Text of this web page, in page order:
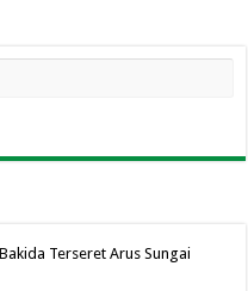
Terseret Arus Sungai